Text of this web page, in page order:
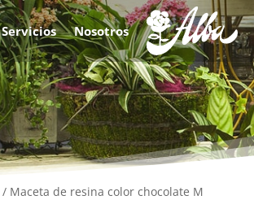
Servicios Nosotros
/ Maceta de resina color chocolate M